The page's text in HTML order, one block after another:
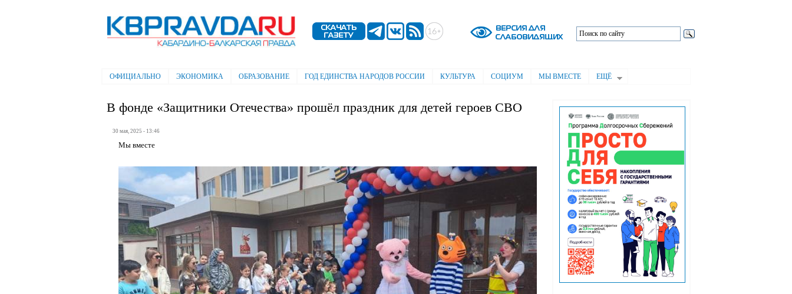
содержанию
Электронная газета "Кабардино-
Балкарская правда"
Главное меню
ОФИЦИАЛЬНО ЭКОНОМИКА ОБРАЗОВАНИЕ ГОД ЕДИНСТВА НАРОДОВ РОССИИ КУЛЬТУРА СОЦИУМ МЫ ВМЕСТЕ ЕЩЁ
В фонде «Защитники Отечества» прошёл праздник для детей героев СВО
30 мая, 2025 - 13:46
Мы вместе